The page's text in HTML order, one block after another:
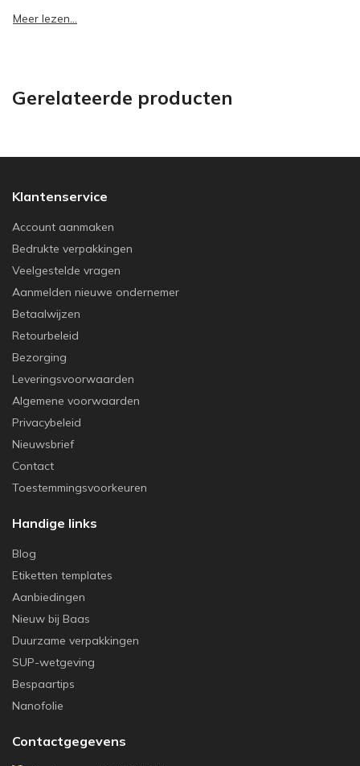
Meer lezen...
Gerelateerde producten
Klantenservice
Account aanmaken
Bedrukte verpakkingen
Veelgestelde vragen
Aanmelden nieuwe ondernemer
Betaalwijzen
Retourbeleid
Bezorging
Leveringsvoorwaarden
Algemene voorwaarden
Privacybeleid
Nieuwsbrief
Contact
Toestemmingsvoorkeuren
Handige links
Blog
Etiketten templates
Aanbiedingen
Nieuw bij Baas
Duurzame verpakkingen
SUP-wetgeving
Bespaartips
Nanofolie
Contactgegevens